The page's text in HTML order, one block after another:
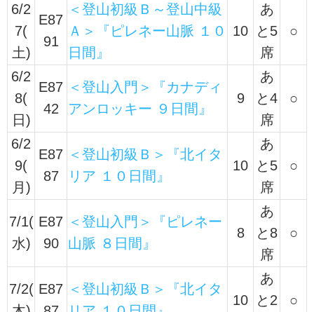
6/2
7(
土)
E87
91
＜登山初級Ｂ～登山中級
Ａ＞『ピレネー山脈 １０
日間』
10
あ
と5
席
○
6/2
8(
日)
E87
42
＜登山入門＞『カナディ
アンロッキー ９日間』
9
あ
と4
席
○
6/2
9(
月)
E87
87
＜登山初級Ｂ＞『北イタ
リア １０日間』
10
あ
と5
席
○
7/1(
水)
E87
90
＜登山入門＞『ピレネー
山脈 ８日間』
8
あ
と8
席
○
7/2( E87 ＜登山初級Ｂ＞『北イタ
10
あ
と2
○